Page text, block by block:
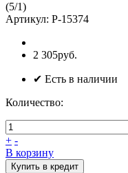
(5/1)
Артикул: P-15374
2 305руб.
✔ Есть в наличии
Количество:
+ -
В корзину
Купить в кредит